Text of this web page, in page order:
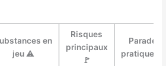
en
jeu ⚠️
Risques
principaux
🚩
Parades
pratiques